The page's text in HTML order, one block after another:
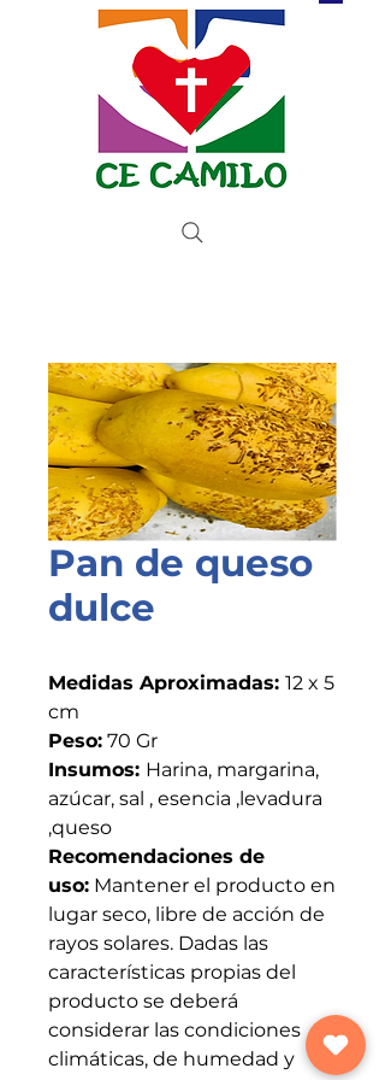
Donate now
Pan de queso
dulce
Medidas Aproximadas: 12 x 5
cm
Peso: 70 Gr
Insumos: Harina, margarina,
azúcar, sal , esencia ,levadura
,queso
Recomendaciones de
uso: Mantener el producto en
lugar seco, libre de acción de
rayos solares. Dadas las
características propias del
producto se deberá
considerar las condiciones
climáticas, de humedad y